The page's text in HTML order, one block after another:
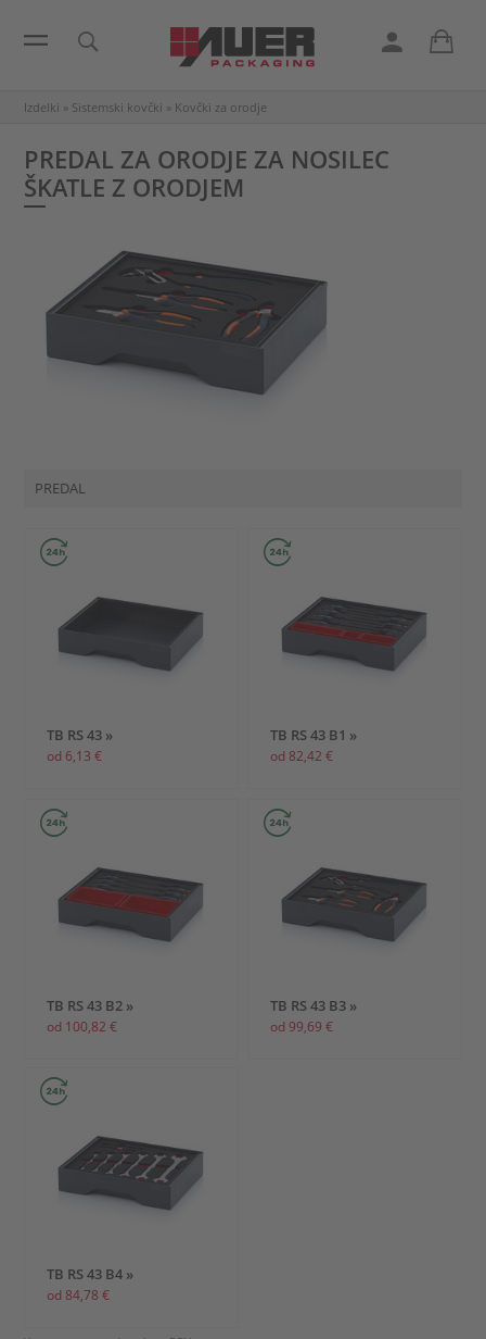
Izdelki » Sistemski kovčki » Kovčki za orodje
PREDAL ZA ORODJE ZA NOSILEC
ŠKATLE Z ORODJEM
PREDAL
TB RS 43 »
od 6,13 €
TB RS 43 B1 »
od 82,42 €
TB RS 43 B2 »
od 100,82 €
TB RS 43 B3 »
od 99,69 €
TB RS 43 B4 »
od 84,78 €